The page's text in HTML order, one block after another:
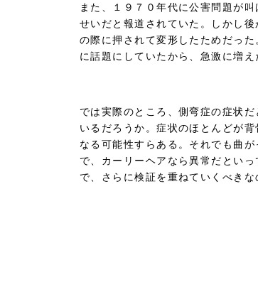
また、１９７０年代に公害問題が
せいだと報道されていた。しかし
の際に押されて変形したためだっ
に話題にしていたから、急激に増
では実際のところ、側弯症の症状
いるだろうか。症状のほとんどが
なる可能性すらある。それでも曲
で、カーリーヘアなら異常だとい
で、さらに検証を重ねていくべきな